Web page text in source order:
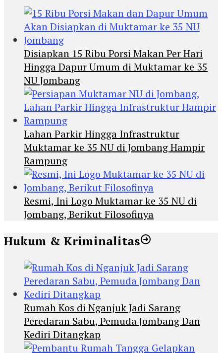
Disiapkan 15 Ribu Porsi Makan Per Hari
Hingga Dapur Umum di Muktamar ke 35
NU Jombang
Lahan Parkir Hingga Infrastruktur
Muktamar ke 35 NU di Jombang Hampir
Rampung
Resmi, Ini Logo Muktamar ke 35 NU di
Jombang, Berikut Filosofinya
Hukum & Kriminalitas
Rumah Kos di Nganjuk Jadi Sarang
Peredaran Sabu, Pemuda Jombang Dan
Kediri Ditangkap